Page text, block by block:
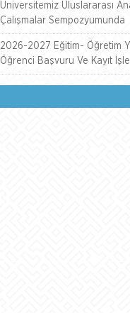
Üniversitemiz Uluslararası
Çalışmalar Sempozyumunda
2026-2027 Eğitim- Öğretim
Öğrenci Başvuru Ve Kayıt